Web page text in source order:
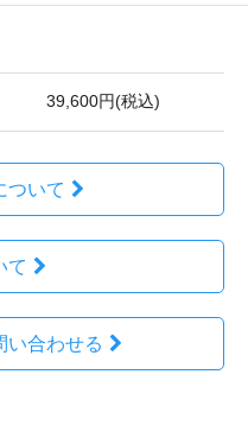
39,600円(税込)
ついて
て
い合わせる